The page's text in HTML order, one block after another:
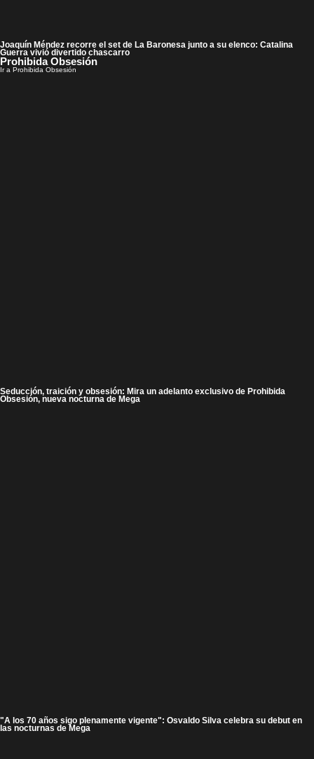
Joaquín Méndez recorre el set de La Baronesa junto a su elenco: Catalina
Guerra vivió divertido chascarro
Prohibida Obsesión
Ir a Prohibida Obsesión
Seducción, traición y obsesión: Mira un adelanto exclusivo de Prohibida
Obsesión, nueva nocturna de Mega
"A los 70 años sigo plenamente vigente": Osvaldo Silva celebra su debut en
las nocturnas de Mega